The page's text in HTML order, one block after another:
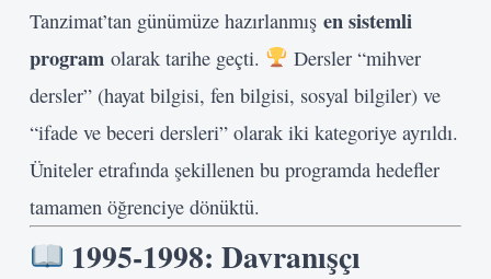
Tanzimat’tan günümüze hazırlanmış en sistemli
program olarak tarihe geçti.
Dersler “mihver
dersler” (hayat bilgisi, fen bilgisi, sosyal bilgiler) ve
“ifade ve beceri dersleri” olarak iki kategoriye ayrıldı.
Üniteler etrafında şekillenen bu programda hedefler
tamamen öğrenciye dönüktü.
1995-1998: Davranışçı